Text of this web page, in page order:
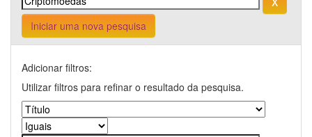
Iniciar uma nova pesquisa
Adicionar filtros:
Utilizar filtros para refinar o resultado da pesquisa.